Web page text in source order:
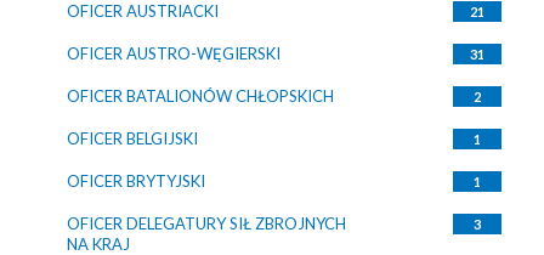
OFICER AUSTRIACKI 21
OFICER AUSTRO-WĘGIERSKI 31
OFICER BATALIONÓW CHŁOPSKICH 2
OFICER BELGIJSKI 1
OFICER BRYTYJSKI 1
OFICER DELEGATURY SIŁ ZBROJNYCH
NA KRAJ
3